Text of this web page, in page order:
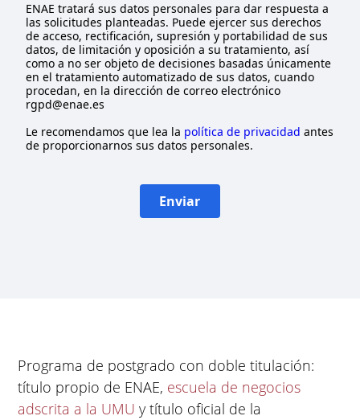
ENAE tratará sus datos personales para dar respuesta a
las solicitudes planteadas. Puede ejercer sus derechos
de acceso, rectificación, supresión y portabilidad de sus
datos, de limitación y oposición a su tratamiento, así
como a no ser objeto de decisiones basadas únicamente
en el tratamiento automatizado de sus datos, cuando
procedan, en la dirección de correo electrónico
rgpd@enae.es
Le recomendamos que lea la política de privacidad antes
de proporcionarnos sus datos personales.
Enviar
Programa de postgrado con doble titulación:
título propio de ENAE, escuela de negocios
adscrita a la UMU y título oficial de la